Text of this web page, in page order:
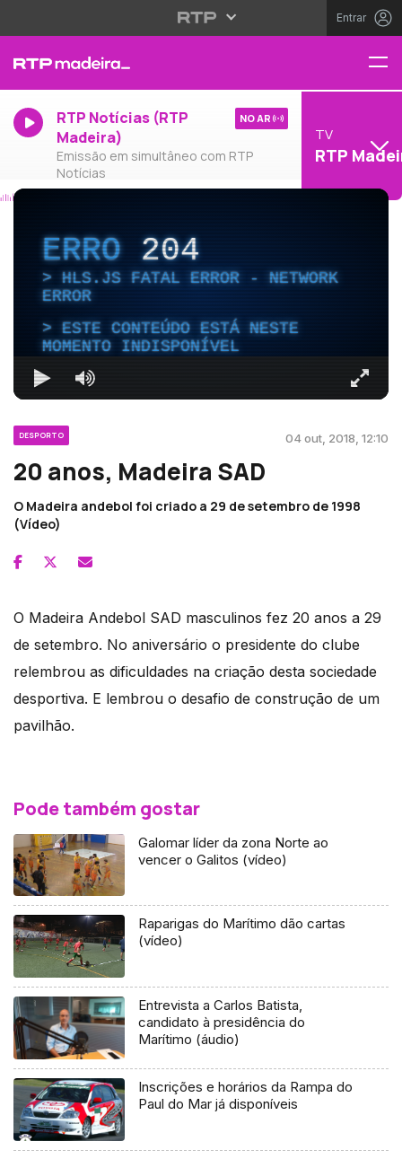
Entrar
RTP Notícias (RTP
Madeira)
Emissão em simultâneo com RTP
Notícias
NO AR
TV
RTP
ERRO204
HLS.JS FATAL ERROR - NETWORK
ERROR
ESTE CONTEÚDO ESTÁ NESTE
MOMENTO INDISPONÍVEL
DESPORTO 04 out, 2018, 12:10
20 anos, Madeira SAD
O Madeira andebol foi criado a 29 de setembro de 1998
(Vídeo)
O Madeira Andebol SAD masculinos fez 20 anos a 29
de setembro. No aniversário o presidente do clube
relembrou as dificuldades na criação desta sociedade
desportiva. E lembrou o desafio de construção de um
pavilhão.
Pode também gostar
Galomar líder da zona Norte ao
vencer o Galitos (vídeo)
Raparigas do Marítimo dão cartas
(vídeo)
Entrevista a Carlos Batista,
candidato à presidência do
Marítimo (áudio)
Inscrições e horários da Rampa do
Paul do Mar já disponíveis